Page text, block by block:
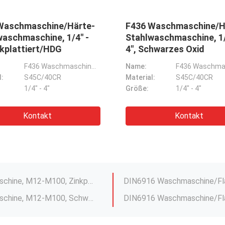
aus
mit
mm und
USS-Wäscher/Flachwascher
DIN9021
Waschmaschine/
M6-M100, Schwarzoxid
Name:
DIN9021 Waschmaschine/Flachwaschmaschine
S45C/40CR
M6-M100